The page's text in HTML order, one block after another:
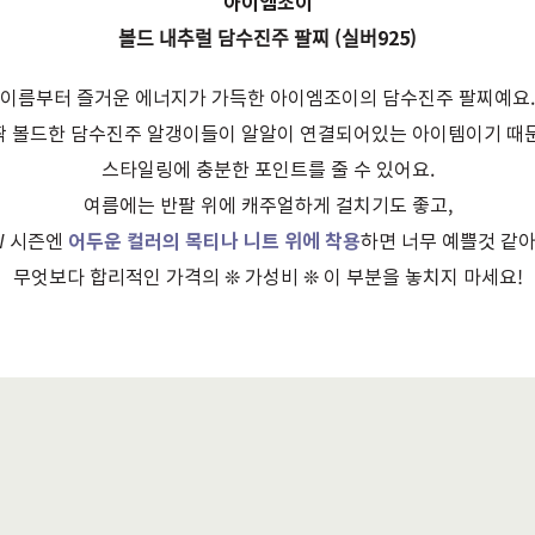
볼드 내추럴 담수진주 팔찌 (실버925)
이름부터 즐거운 에너지가 가득한 아이엠조이의 담수진주 팔찌예요.
볼드한 담수진주 알갱이들이 알알이 연결되어있는 아이템이기 때
스타일링에 충분한 포인트를 줄 수 있어요.
여름에는 반팔 위에 캐주얼하게 걸치기도 좋고,
시즌엔 어두운 컬러의 목티나 니트 위에 착용하면 너무 예쁠것 같
무엇보다 합리적인 가격의 ❊ 가성비 ❊ 이 부분을 놓치지 마세요!